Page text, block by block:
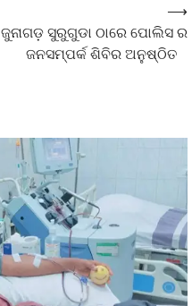
ଜୁନାଗଡ଼ ସୁରୁଗୁଡା ଠାରେ ପୋଲିସ ର
ଜନସମ୍ପର୍କ ଶିବିର ଅନୁଷ୍ଠିତ
⟶